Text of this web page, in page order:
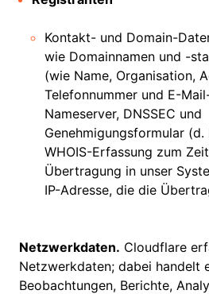
Kontakt- und Domain-
wie Domainnamen und -
(wie Name, Organisation,
Telefonnummer und E-
Nameserver, DNSSEC und
Genehmigungsformular
WHOIS-Erfassung zum
Übertragung in unser
IP-Adresse, die die
Netzwerkdaten. Cloudflare
Netzwerkdaten; dabei handelt
Beobachtungen, Berichte,